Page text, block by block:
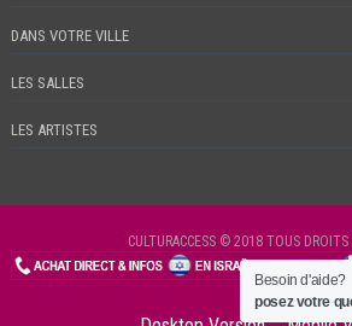
DANS VOTRE VILLE
LES SALLES
LES ARTISTES
CULTURACCESS © 2018 TOUS DROITS
CHECKIN
Besoin d'aide?
posez votre